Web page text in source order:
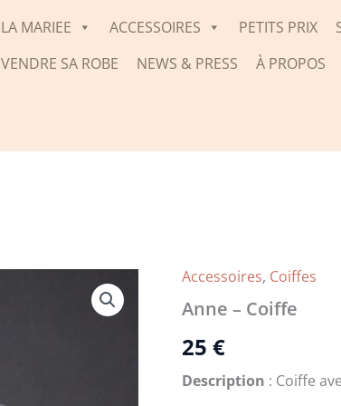
LA MARIEE ACCESSOIRES PETITS PRIX
VENDRE SA ROBE
NEWS & PRESS À PROPOS
Accessoires, Coiffes
Anne – Coiffe
25 €
Description : Coiffe